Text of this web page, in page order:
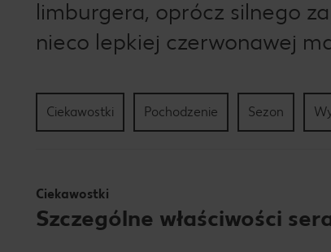
limburgera, oprócz silnego
nieco lepkiej czerwonawej
Ciekawostki Pochodzenie Sezon
Ciekawostki
Szczególne właściwości